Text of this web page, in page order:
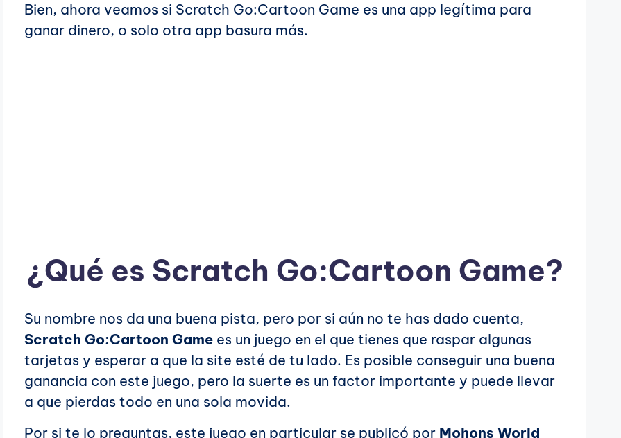
Bien, ahora veamos si Scratch Go:Cartoon Game es una app legítima para
ganar dinero, o solo otra app basura más.
¿Qué es Scratch Go:Cartoon Game?
Su nombre nos da una buena pista, pero por si aún no te has dado cuenta,
Scratch Go:Cartoon Game es un juego en el que tienes que raspar algunas
tarjetas y esperar a que la site esté de tu lado. Es posible conseguir una buena
ganancia con este juego, pero la suerte es un factor importante y puede llevar
a que pierdas todo en una sola movida.
Por si te lo preguntas, este juego en particular se publicó por Mohons World